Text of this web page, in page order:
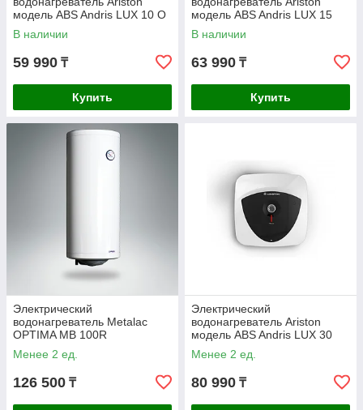
модель ABS Andris LUX 10 O
В наличии
59 990 ₸
Купить
модель ABS Andris LUX 15
UR
В наличии
63 990 ₸
Купить
Электрический
водонагреватель Metalac
OPTIMA MB 100R
Менее 2 ед.
126 500 ₸
Электрический
водонагреватель Ariston
модель ABS Andris LUX 30
Менее 2 ед.
80 990 ₸